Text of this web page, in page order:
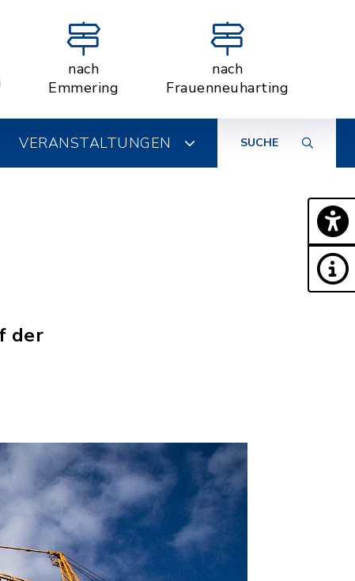
nach
Emmering
nach
Frauenneuharting
VERANSTALTUNGEN SUCHE
der